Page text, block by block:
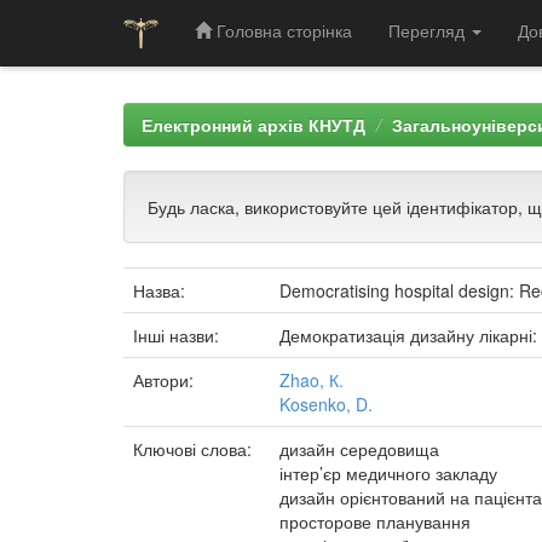
Головна сторінка Перегляд
Електронний архів КНУТД
Будь ласка, використовуйте цей
Назва:
Democratising hospital design:
Інші назви:
Демократизація дизайну
Автори:
Zhao, К.
Kosenko, D.
Ключові слова:
дизайн середовища
інтер’єр медичного закладу
дизайн орієнтований на пацієнта
просторове планування